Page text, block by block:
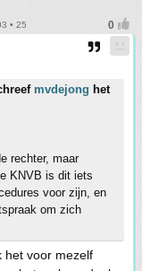
• 25
mvdejong het
rechter, maar
KNVB is dit iets
voor zijn, en
om zich
het voor mezelf